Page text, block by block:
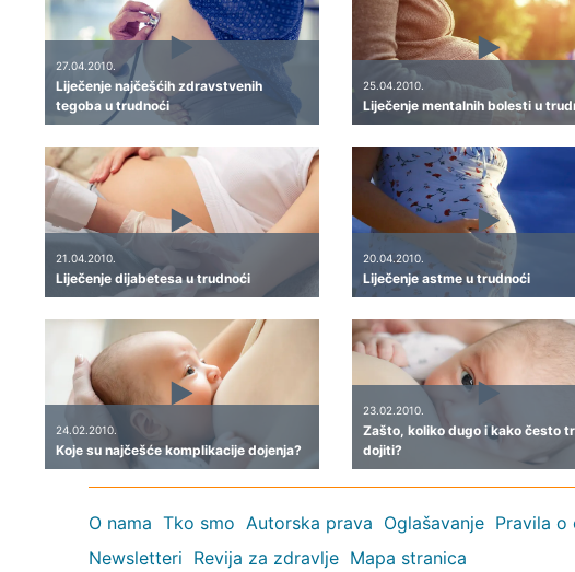
27.04.2010.
Liječenje najčešćih zdravstvenih
tegoba u trudnoći
25.04.2010.
Liječenje mentalnih bolesti u
21.04.2010.
Liječenje dijabetesa u trudnoći
20.04.2010.
Liječenje astme u trudnoći
24.02.2010.
Koje su najčešće komplikacije dojenja?
23.02.2010.
Zašto, koliko dugo i kako često
dojiti?
O nama Tko smo Autorska prava Oglašavanje Pravila
Newsletteri Revija za zdravlje Mapa stranica